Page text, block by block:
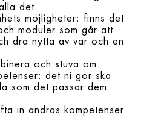
det.
möjligheter: finns det
moduler som går att
dra nytta av var och en
och stuva om
det ni gör ska
som det passar dem
in andras kompetenser